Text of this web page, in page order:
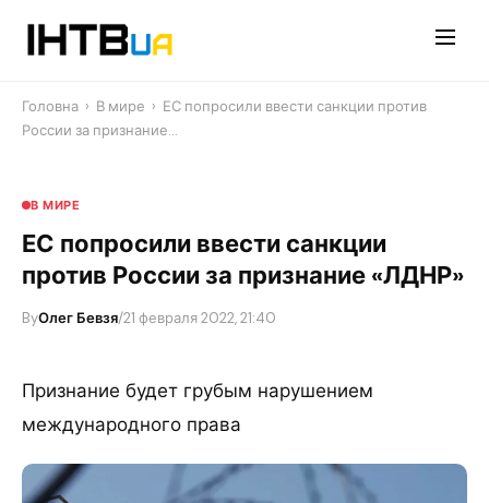
Головна › В мире › ЕС попросили ввести санкции против
России за признание…
В МИРЕ
ЕС попросили ввести санкции
против России за признание «ЛДНР»
ByОлег Бевзя/21 февраля 2022, 21:40
Признание будет грубым нарушением
международного права